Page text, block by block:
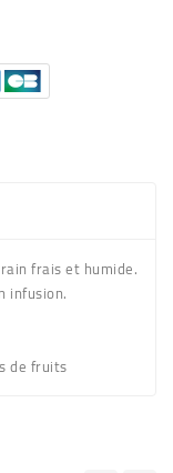
frais et humide.
infusion.
de fruits